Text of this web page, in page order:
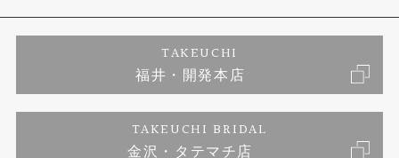
婚約ネックレス
エタニティリング
ブランドリスト
ジュエリーリフォーム
福井指輪工房｜手作りペアリング
お客様の声
TAKEUCHI
福井・開発本店
TAKEUCHI BRIDAL
金沢・タテマチ店